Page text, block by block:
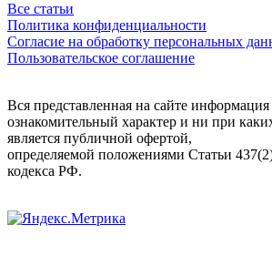
Все статьи
Политика конфиденциальности
Согласие на обработку персональных
Пользовательское соглашение
Вся представленная на сайте
ознакомительный характер и ни при
является публичной офертой,
определяемой положениями Статьи
кодекса РФ.